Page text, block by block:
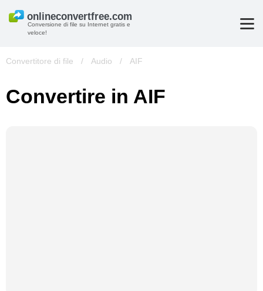
Conversione di file su Internet gratis e
veloce!
Convertitore di file / Audio / AIF
Convertire in AIF